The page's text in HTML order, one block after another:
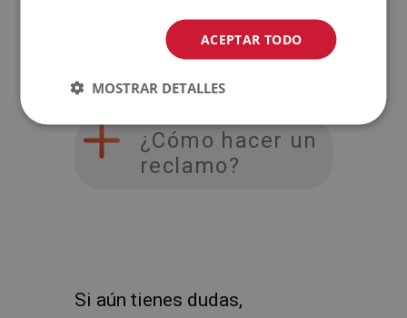
¿Qué hacer si el
paquete llega
dañado?
¿Cómo hacer un
reclamo?
Si aún tienes dudas,
ACEPTAR TODO
MOSTRAR DETALLES